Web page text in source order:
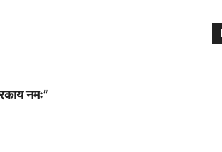
नमः”